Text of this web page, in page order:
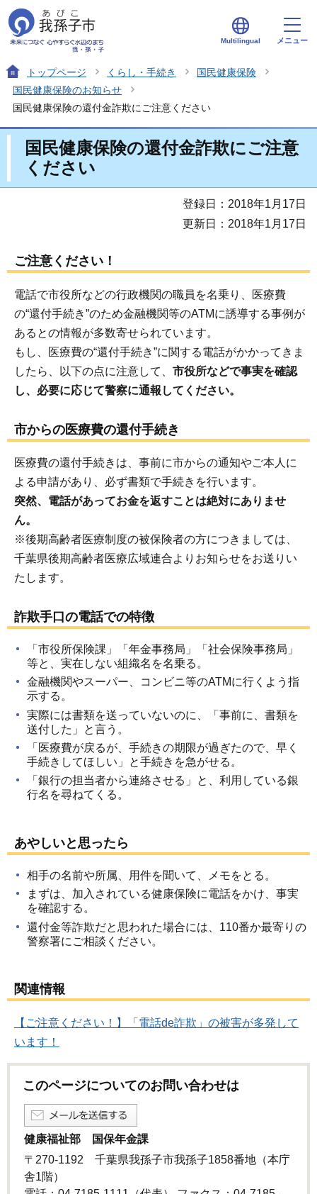
Multilingual メニュー
トップページ くらし・手続き
国民健康保険
国民健康保険のお知らせ
国民健康保険の還付金詐欺にご注意ください
国民健康保険の還付金詐欺にご注意
ください
登録日：2018年1月17日
更新日：2018年1月17日
ご注意ください！
電話で市役所などの行政機関の職員を名乗り、医療費
の“還付手続き”のため金融機関等のATMに誘導する事例が
あるとの情報が多数寄せられています。
もし、医療費の“還付手続き”に関する電話がかかってきま
したら、以下の点に注意して、 市役所などで事実を確認
し、必要に応じて警察に通報してください。
市からの医療費の還付手続き
医療費の還付手続きは、事前に市からの通知やご本人に
よる申請があり、必ず書類で手続きを行います。
突然、電話があってお金を返すことは絶対にありませ
ん。
※後期高齢者医療制度の被保険者の方につきましては、
千葉県後期高齢者医療広域連合よりお知らせをお送りい
たします。
詐欺手口の電話での特徴
「市役所保険課」「年金事務局」「社会保険事務局」
等と、実在しない組織名を名乗る。
金融機関やスーパー、コンビニ等のATMに行くよう指
示する。
実際には書類を送っていないのに、「事前に、書類を
送付した」と言う。
「医療費が戻るが、手続きの期限が過ぎたので、早く
手続きしてほしい」と手続きを急がせる。
「銀行の担当者から連絡させる」と、利用している銀
行名を尋ねてくる。
あやしいと思ったら
相手の名前や所属、用件を聞いて、メモをとる。
まずは、加入されている健康保険に電話をかけ、事実
を確認する。
還付金等詐欺だと思われた場合には、110番か最寄りの
警察署にご相談ください。
関連情報
【ご注意ください！】「電話de詐欺」の被害が多発して
います！
このページについてのお問い合わせは
健康福祉部 国保年金課
〒270-1192 千葉県我孫子市我孫子1858番地（本庁
舎1階）